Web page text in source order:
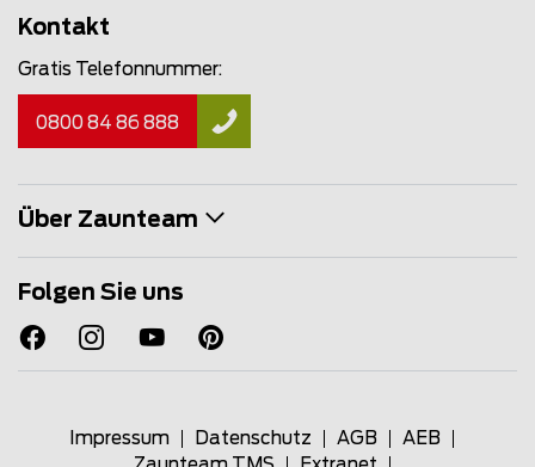
Kontakt
Gratis Telefonnummer:
0800 84 86 888
Über Zaunteam
Folgen Sie uns
Impressum Datenschutz AGB
AEB